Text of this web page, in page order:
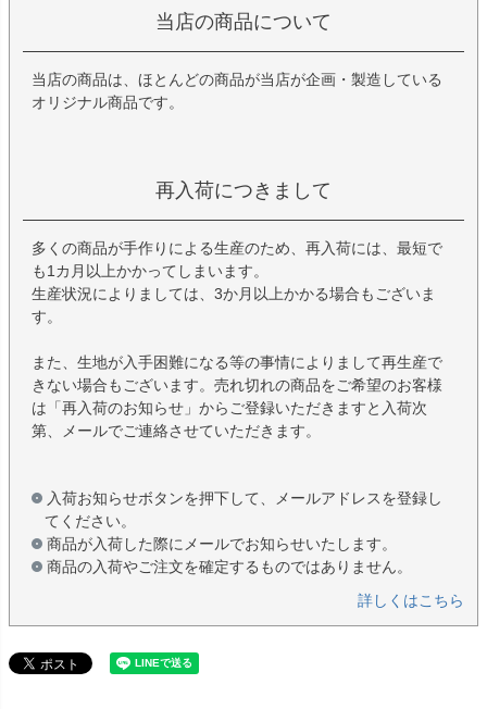
当店の商品について
当店の商品は、ほとんどの商品が当店が企画・製造している
オリジナル商品です。
再入荷につきまして
多くの商品が手作りによる生産のため、再入荷には、最短で
も1カ月以上かかってしまいます。
生産状況によりましては、3か月以上かかる場合もございま
す。
また、生地が入手困難になる等の事情によりまして再生産で
きない場合もございます。売れ切れの商品をご希望のお客様
は「再入荷のお知らせ」からご登録いただきますと入荷次
第、メールでご連絡させていただきます。
入荷お知らせボタンを押下して、メールアドレスを登録し
てください。
商品が入荷した際にメールでお知らせいたします。
商品の入荷やご注文を確定するものではありません。
詳しくはこちら